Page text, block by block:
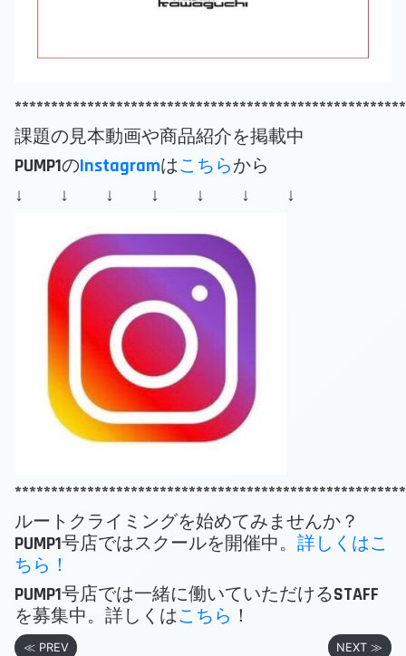
課題の見本動画や商品紹介を掲載中
PUMP1のInstagramはこちらから
↓ ↓ ↓ ↓ ↓ ↓ ↓
ルートクライミングを始めてみませんか？
PUMP1号店ではスクールを開催中。 詳しくはこ
ちら！
PUMP1号店では一緒に働いていただけるSTAFF
を募集中。詳しくはこちら ！
≪ PREV NEXT ≫